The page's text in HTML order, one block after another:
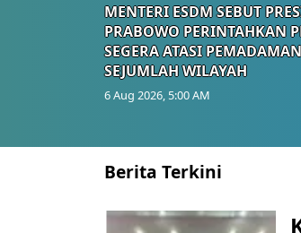
MENTERI ESDM SEBUT
PRABOWO PERINTAHKAN
SEGERA ATASI
SEJUMLAH WILAYAH
6 Aug 2026, 5:00 AM
Berita Terkini